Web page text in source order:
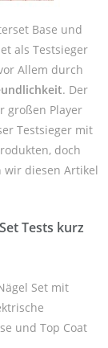
Base und
als Testsieger
Allem durch
. Der
großen Player
Testsieger mit
doch
diesen Artikel
Tests kurz
Set mit
und Top Coat